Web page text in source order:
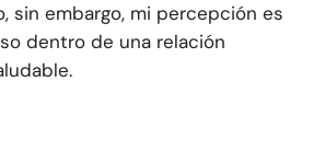
sin embargo, mi percepción es
dentro de una relación